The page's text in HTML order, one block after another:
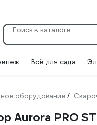
Всё для сада
оборудование /
Aurora PRO